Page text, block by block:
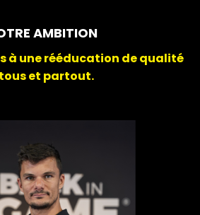
AMBITION
à une rééducation de qualité
et partout.